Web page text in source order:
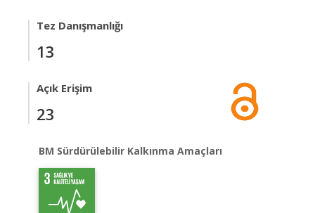
Tez Danışmanlığı
13
Açık Erişim
23
BM Sürdürülebilir Kalkınma Amaçları